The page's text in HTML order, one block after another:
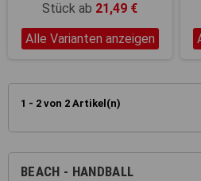
BEACH - HANDBALL
Stück ab 21,49 €
Alle Varianten anzeigen
1 - 2 von 2 Artikel(n)